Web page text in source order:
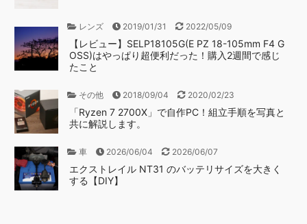
レンズ 2019/01/31 2022/05/09
【レビュー】SELP18105G(E PZ 18-105mm F4 G
OSS)はやっぱり超便利だった！購入2週間で感じ
たこと
その他 2018/09/04 2020/02/23
「Ryzen 7 2700X」で自作PC！組立手順を写真と
共に解説します。
車 2026/06/04 2026/06/07
エクストレイル NT31 のバッテリサイズを大きく
する【DIY】